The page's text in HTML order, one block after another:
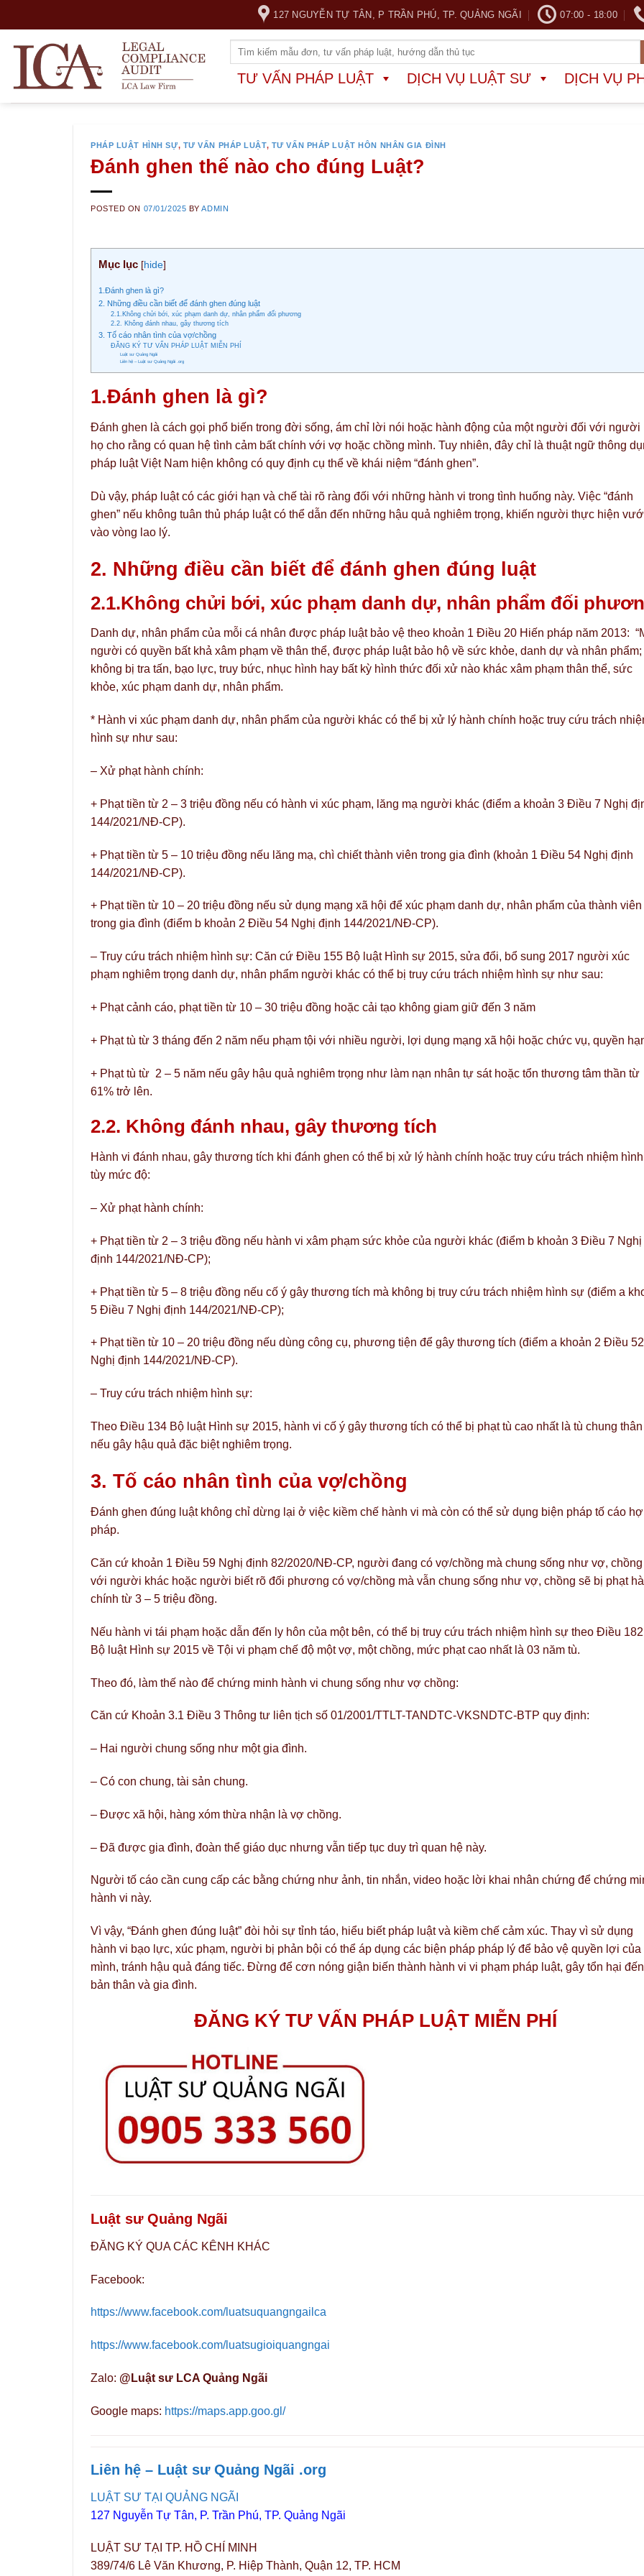
content
127 NGUYỄN TỰ TÂN, P TRẦN PHÚ, TP. QUẢNG NGÃI 07:00 - 18:00
TƯ VẤN PHÁP LUẬT DỊCH VỤ LUẬT SƯ DỊCH VỤ
PHÁP LUẬT HÌNH SỰ, TƯ VẤN PHÁP LUẬT, TƯ VẤN PHÁP LUẬT HÔN NHÂN GIA ĐÌNH
Đánh ghen thế nào cho đúng Luật?
POSTED ON 07/01/2025 BYADMIN
Mục lục [hide]
1.Đánh ghen là gì?
2. Những điều cần biết để đánh ghen đúng luật
2.1.Không chửi bới, xúc phạm danh dự, nhân phẩm đối phương
2.2. Không đánh nhau, gây thương tích
3. Tố cáo nhân tình của vợ/chồng
ĐĂNG KÝ TƯ VẤN PHÁP LUẬT MIỄN PHÍ
Luật sư Quảng Ngãi
Liên hệ – Luật sư Quảng Ngãi .org
1.Đánh ghen là gì?
Đánh ghen là cách gọi phổ biến trong đời sống, ám chỉ lời nói hoặc hành động của một người đối với người
họ cho rằng có quan hệ tình cảm bất chính với vợ hoặc chồng mình. Tuy nhiên, đây chỉ là thuật ngữ thông
pháp luật Việt Nam hiện không có quy định cụ thể về khái niệm “đánh ghen”.
Dù vậy, pháp luật có các giới hạn và chế tài rõ ràng đối với những hành vi trong tình huống này. Việc “đánh
ghen” nếu không tuân thủ pháp luật có thể dẫn đến những hậu quả nghiêm trọng, khiến người thực hiện
vào vòng lao lý.
2. Những điều cần biết để đánh ghen đúng luật
2.1.Không chửi bới, xúc phạm danh dự, nhân phẩm đối
Danh dự, nhân phẩm của mỗi cá nhân được pháp luật bảo vệ theo khoản 1 Điều 20 Hiến pháp năm 2013:
người có quyền bất khả xâm phạm về thân thể, được pháp luật bảo hộ về sức khỏe, danh dự và nhân phẩm;
không bị tra tấn, bạo lực, truy bức, nhục hình hay bất kỳ hình thức đối xử nào khác xâm phạm thân thể, sức
khỏe, xúc phạm danh dự, nhân phẩm.
* Hành vi xúc phạm danh dự, nhân phẩm của người khác có thể bị xử lý hành chính hoặc truy cứu trách
hình sự như sau:
– Xử phạt hành chính:
+ Phạt tiền từ 2 – 3 triệu đồng nếu có hành vi xúc phạm, lăng mạ người khác (điểm a khoản 3 Điều 7 Nghị
144/2021/NĐ-CP).
+ Phạt tiền từ 5 – 10 triệu đồng nếu lăng mạ, chì chiết thành viên trong gia đình (khoản 1 Điều 54 Nghị định
144/2021/NĐ-CP).
+ Phạt tiền từ 10 – 20 triệu đồng nếu sử dụng mạng xã hội để xúc phạm danh dự, nhân phẩm của thành viên
trong gia đình (điểm b khoản 2 Điều 54 Nghị định 144/2021/NĐ-CP).
– Truy cứu trách nhiệm hình sự: Căn cứ Điều 155 Bộ luật Hình sự 2015, sửa đổi, bổ sung 2017 người xúc
phạm nghiêm trọng danh dự, nhân phẩm người khác có thể bị truy cứu trách nhiệm hình sự như sau:
+ Phạt cảnh cáo, phạt tiền từ 10 – 30 triệu đồng hoặc cải tạo không giam giữ đến 3 năm
+ Phạt tù từ 3 tháng đến 2 năm nếu phạm tội với nhiều người, lợi dụng mạng xã hội hoặc chức vụ, quyền
+ Phạt tù từ 2 – 5 năm nếu gây hậu quả nghiêm trọng như làm nạn nhân tự sát hoặc tổn thương tâm thần từ
61% trở lên.
2.2. Không đánh nhau, gây thương tích
Hành vi đánh nhau, gây thương tích khi đánh ghen có thể bị xử lý hành chính hoặc truy cứu trách nhiệm
tùy mức độ:
– Xử phạt hành chính:
+ Phạt tiền từ 2 – 3 triệu đồng nếu hành vi xâm phạm sức khỏe của người khác (điểm b khoản 3 Điều 7 Nghị
định 144/2021/NĐ-CP);
+ Phạt tiền từ 5 – 8 triệu đồng nếu cố ý gây thương tích mà không bị truy cứu trách nhiệm hình sự (điểm a
5 Điều 7 Nghị định 144/2021/NĐ-CP);
+ Phạt tiền từ 10 – 20 triệu đồng nếu dùng công cụ, phương tiện để gây thương tích (điểm a khoản 2 Điều 52
Nghị định 144/2021/NĐ-CP).
– Truy cứu trách nhiệm hình sự:
Theo Điều 134 Bộ luật Hình sự 2015, hành vi cố ý gây thương tích có thể bị phạt tù cao nhất là tù chung thân
nếu gây hậu quả đặc biệt nghiêm trọng.
3. Tố cáo nhân tình của vợ/chồng
Đánh ghen đúng luật không chỉ dừng lại ở việc kiềm chế hành vi mà còn có thể sử dụng biện pháp tố cáo
pháp.
Căn cứ khoản 1 Điều 59 Nghị định 82/2020/NĐ-CP, người đang có vợ/chồng mà chung sống như vợ, chồng
với người khác hoặc người biết rõ đối phương có vợ/chồng mà vẫn chung sống như vợ, chồng sẽ bị phạt
chính từ 3 – 5 triệu đồng.
Nếu hành vi tái phạm hoặc dẫn đến ly hôn của một bên, có thể bị truy cứu trách nhiệm hình sự theo Điều 182
Bộ luật Hình sự 2015 về Tội vi phạm chế độ một vợ, một chồng, mức phạt cao nhất là 03 năm tù.
Theo đó, làm thế nào để chứng minh hành vi chung sống như vợ chồng:
Căn cứ Khoản 3.1 Điều 3 Thông tư liên tịch số 01/2001/TTLT-TANDTC-VKSNDTC-BTP quy định:
– Hai người chung sống như một gia đình.
– Có con chung, tài sản chung.
– Được xã hội, hàng xóm thừa nhận là vợ chồng.
– Đã được gia đình, đoàn thể giáo dục nhưng vẫn tiếp tục duy trì quan hệ này.
Người tố cáo cần cung cấp các bằng chứng như ảnh, tin nhắn, video hoặc lời khai nhân chứng để chứng
hành vi này.
Vì vậy, “Đánh ghen đúng luật” đòi hỏi sự tỉnh táo, hiểu biết pháp luật và kiềm chế cảm xúc. Thay vì sử dụng
hành vi bạo lực, xúc phạm, người bị phản bội có thể áp dụng các biện pháp pháp lý để bảo vệ quyền lợi của
mình, tránh hậu quả đáng tiếc. Đừng để cơn nóng giận biến thành hành vi vi phạm pháp luật, gây tổn hại đến
bản thân và gia đình.
ĐĂNG KÝ TƯ VẤN PHÁP LUẬT MIỄN PHÍ
Luật sư Quảng Ngãi
ĐĂNG KÝ QUA CÁC KÊNH KHÁC
Facebook:
https://www.facebook.com/luatsuquangngailca
https://www.facebook.com/luatsugioiquangngai
Zalo: @Luật sư LCA Quảng Ngãi
Google maps: https://maps.app.goo.gl/
Liên hệ – Luật sư Quảng Ngãi .org
LUẬT SƯ TẠI QUẢNG NGÃI
127 Nguyễn Tự Tân, P. Trần Phú, TP. Quảng Ngãi
LUẬT SƯ TẠI TP. HỒ CHÍ MINH
389/74/6 Lê Văn Khương, P. Hiệp Thành, Quận 12, TP. HCM